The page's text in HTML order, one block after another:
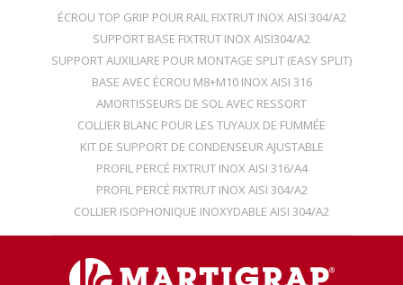
ÉCROU TOP GRIP POUR RAIL FIXTRUT INOX AISI 304/A2
SUPPORT BASE FIXTRUT INOX AISI304/A2
SUPPORT AUXILIARE POUR MONTAGE SPLIT (EASY SPLIT)
BASE AVEC ÉCROU M8+M10 INOX AISI 316
AMORTISSEURS DE SOL AVEC RESSORT
COLLIER BLANC POUR LES TUYAUX DE FUMMÉE
KIT DE SUPPORT DE CONDENSEUR AJUSTABLE
PROFIL PERCÉ FIXTRUT INOX AISI 316/A4
PROFIL PERCÉ FIXTRUT INOX AISI 304/A2
COLLIER ISOPHONIQUE INOXYDABLE AISI 304/A2